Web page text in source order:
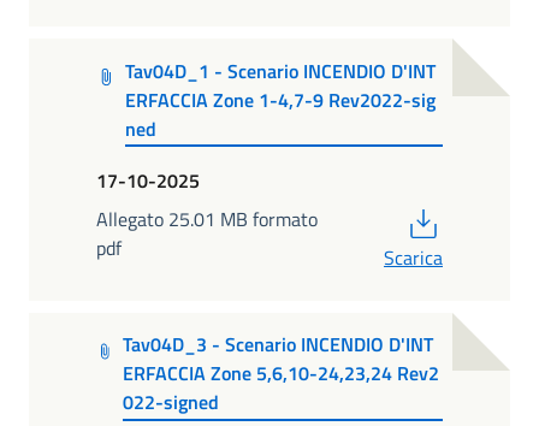
Tav04D_1 - Scenario INCENDIO D'INT
ERFACCIA Zone 1-4,7-9 Rev2022-sig
ned
17-10-2025
Allegato 25.01 MB formato
pdf
Scarica
Tav04D_3 - Scenario INCENDIO D'INT
ERFACCIA Zone 5,6,10-24,23,24 Rev2
022-signed